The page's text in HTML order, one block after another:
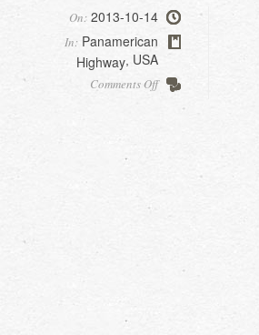
On: 2013-10-14
In: Panamerican
Highway USA
Comments Offon